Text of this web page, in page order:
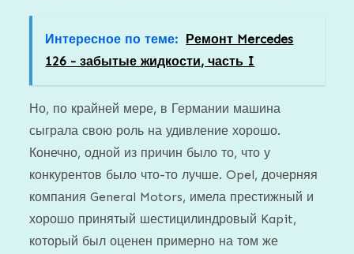
Интересное по теме: Ремонт Mercedes
126 - забытые жидкости, часть I
Но, по крайней мере, в Германии машина
сыграла свою роль на удивление хорошо.
Конечно, одной из причин было то, что у
конкурентов было что-то лучше. Opel, дочерняя
компания General Motors, имела престижный и
хорошо принятый шестицилиндровый Kapit,
который был оценен примерно на том же